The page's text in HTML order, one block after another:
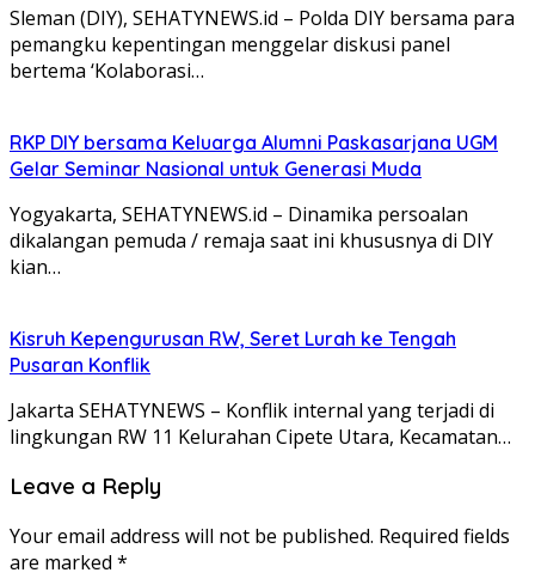
Sleman (DIY), SEHATYNEWS.id – Polda DIY bersama para
pemangku kepentingan menggelar diskusi panel
bertema ‘Kolaborasi…
RKP DIY bersama Keluarga Alumni Paskasarjana UGM
Gelar Seminar Nasional untuk Generasi Muda
Yogyakarta, SEHATYNEWS.id – Dinamika persoalan
dikalangan pemuda / remaja saat ini khususnya di DIY
kian…
Kisruh Kepengurusan RW, Seret Lurah ke Tengah
Pusaran Konflik
Jakarta SEHATYNEWS – Konflik internal yang terjadi di
lingkungan RW 11 Kelurahan Cipete Utara, Kecamatan…
Leave a Reply
Your email address will not be published. Required fields
are marked *